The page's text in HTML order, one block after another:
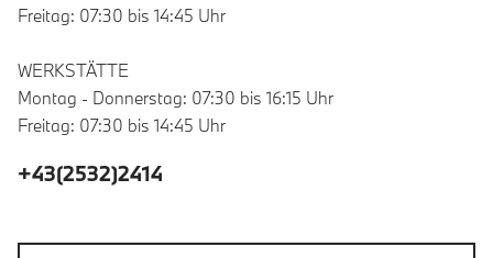
Freitag: 07:30 bis 14:45 Uhr
WERKSTÄTTE
Montag - Donnerstag: 07:30 bis 16:15 Uhr
Freitag: 07:30 bis 14:45 Uhr
+43(2532)2414